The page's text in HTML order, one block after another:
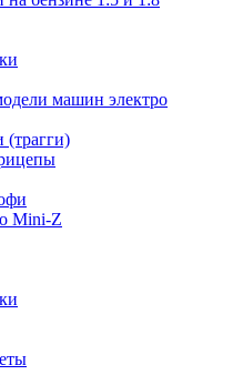
машин электро
Mini-Z